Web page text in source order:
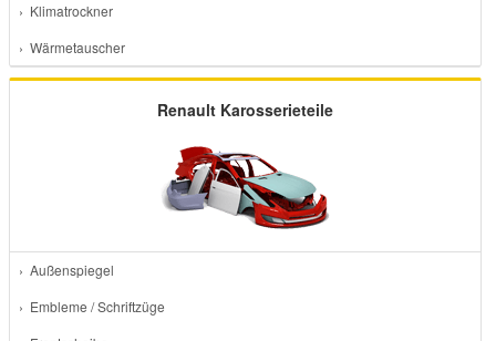
› Klimatrockner
› Wärmetauscher
Renault Karosserieteile
› Außenspiegel
› Embleme / Schriftzüge